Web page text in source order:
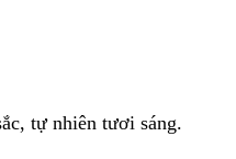
tự nhiên tươi sáng.